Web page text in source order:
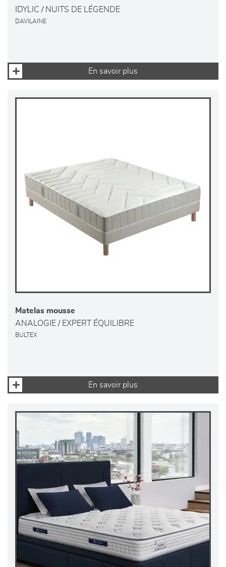
IDYLIC / NUITS DE LÉGENDE
DAVILAINE
En savoir plus
Matelas mousse
ANALOGIE / EXPERT ÉQUILIBRE
BULTEX
En savoir plus